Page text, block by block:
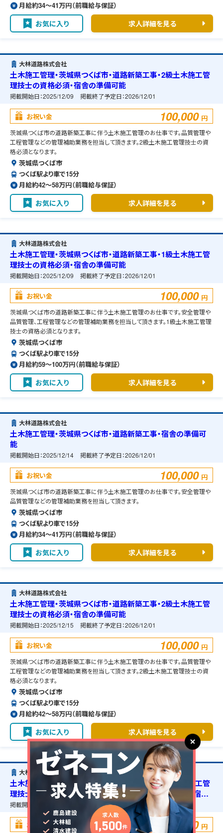
月給約34〜41万円（前職給与保証）
お気に入り 求人詳細を見る
大林道路株式会社
土木施工管理・茨城県つくば市・道路新築工事・2級土木施工管
理技士の資格必須・宿舎の準備可能
掲載開始日：2025/12/09 掲載終了予定日：2026/12/01
お祝い金 100,000 円
茨城県つくば市の道路新築工事に伴う土木施工管理のお仕事です。品質管理や
工程管理などの管理補助業務を担当して頂きます。2級土木施工管理技士の資
格必須となります。
茨城県つくば市
つくば駅より車で15分
月給約42〜58万円（前職給与保証）
お気に入り 求人詳細を見る
大林道路株式会社
土木施工管理・茨城県つくば市・道路新築工事・1級土木施工管
理技士の資格必須・宿舎の準備可能
掲載開始日：2025/12/09 掲載終了予定日：2026/12/01
お祝い金 100,000 円
茨城県つくば市の道路新築工事に伴う土木施工管理のお仕事です。安全管理や
品質管理、工程管理などの管理補助業務を担当して頂きます。1級土木施工管理
技士の資格必須となります。
茨城県つくば市
つくば駅より車で15分
月給約59〜100万円（前職給与保証）
お気に入り 求人詳細を見る
大林道路株式会社
土木施工管理・茨城県つくば市・道路新築工事・宿舎の準備可
能
掲載開始日：2025/12/14 掲載終了予定日：2026/12/01
お祝い金 100,000 円
茨城県つくば市の道路新築工事に伴う土木施工管理のお仕事です。安全管理や
品質管理などの管理補助業務を担当して頂きます。
茨城県つくば市
つくば駅より車で15分
月給約34〜41万円（前職給与保証）
お気に入り 求人詳細を見る
大林道路株式会社
土木施工管理・茨城県つくば市・道路新築工事・2級土木施工管
理技士の資格必須・宿舎の準備可能
掲載開始日：2025/12/15 掲載終了予定日：2026/12/01
お祝い金 100,000 円
茨城県つくば市の道路新築工事に伴う土木施工管理のお仕事です。品質管理や
工程管理などの管理補助業務を担当して頂きます。2級土木施工管理技士の資
格必須となります。
茨城県つくば市
つくば駅より車で15分
月給約42〜58万円（前職給与保証）
お気に入り 求人詳細を見る
大林道路株式会社
土木施工管理・茨城県つくば市・道路新築工事・1級土木施工管
理技士の資格必須・2級舗装施工管理技術者の資格必須・宿舎
の準備可能
掲載開始日： 掲載終了予定日：2026/12/01
お祝い金 100,000 円